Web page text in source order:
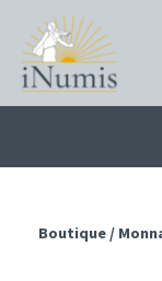
Boutique /